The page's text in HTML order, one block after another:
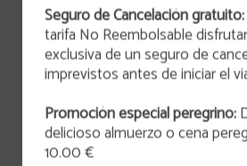
HOTEL VÍA SEVILLA CÁDIZ
Seguro de cancelación
Protección de datos
Seguro de Cancelación gratuito:
tarifa No Reembolsable
exclusiva de un seguro de
imprevistos antes de iniciar el
Promoción especial peregrino:
delicioso almuerzo o cena
10.00 €
vivir una experiencia inolvidable que
y gastronomía en un ambiente lleno de
originalidad y encanto.
MÁS INFORMACIÓN